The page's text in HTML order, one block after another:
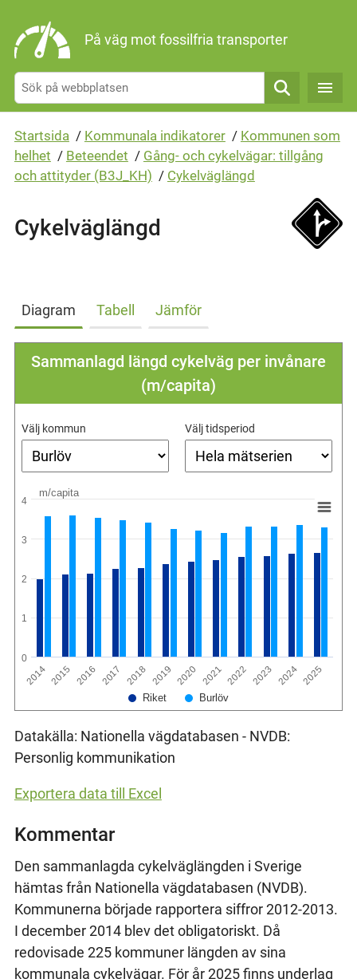
På väg mot fossilfria transporter
Sök
Startsida / Kommunala indikatorer / Kommunen som
helhet / Beteendet / Gång- och cykelvägar: tillgång
och attityder (B3J_KH) / Cykelväglängd
Cykelväglängd
Diagram Tabell Jämför
Sammanlagd längd cykelväg per invånare
(m/capita)
Välj kommun Välj tidsperiod
m/capita
Riket Burlöv
2014 2015 2016 2017 2018 2019 2020 2021 2022 2023 2024 2025
0
1
2
3
4
Datakälla: Nationella vägdatabasen - NVDB:
Personlig kommunikation
Exportera data till Excel
Kommentar
Den sammanlagda cykelväglängden i Sverige
hämtas från Nationella vägdatabasen (NVDB).
Kommunerna började rapportera siffror 2012-2013.
I december 2014 blev det obligatoriskt. Då
redovisade 225 kommuner längden av sina
kommunala cykelvägar. För år 2025 finns underlag